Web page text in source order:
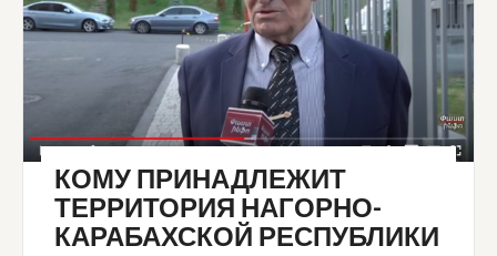
КОМУ ПРИНАДЛЕЖИТ
ТЕРРИТОРИЯ НАГОРНО-
КАРАБАХСКОЙ РЕСПУБЛИКИ